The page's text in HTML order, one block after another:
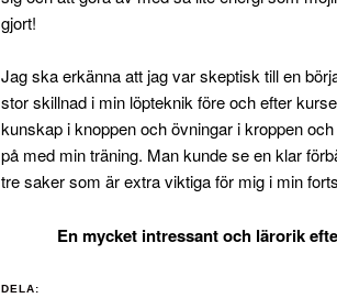
gjort!
Jag ska erkänna att jag var skeptisk till en
stor skillnad i min löpteknik före och efter
kunskap i knoppen och övningar i kroppen
på med min träning. Man kunde se en klar
tre saker som är extra viktiga för mig i min
En mycket intressant och lärorik
DELA: